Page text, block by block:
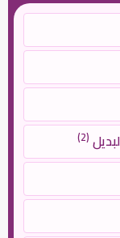
(2)